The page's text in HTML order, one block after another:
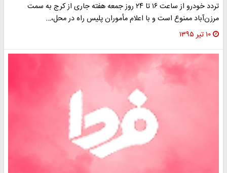
تردد خودرو از ساعت ۱۶ تا ۲۴ روز جمعه هفته جاری از کرج به سمت
مرزن‌آباد ممنوع است و با اعلام مأموران پلیس راه در محل،…
۱۰ تیر ۱۳۹۵